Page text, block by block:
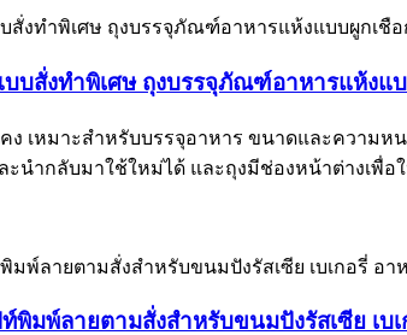
บสั่งทำพิเศษ ถุงบรรจุภัณฑ์อาหารแห้งแ
เหมาะสำหรับบรรจุอาหาร ขนาดและความห
นำกลับมาใช้ใหม่ได้ และถุงมีช่องหน้าต่างเพื่อ
มพ์ลายตามสั่งสำหรับขนมปังรัสเซีย เบเ